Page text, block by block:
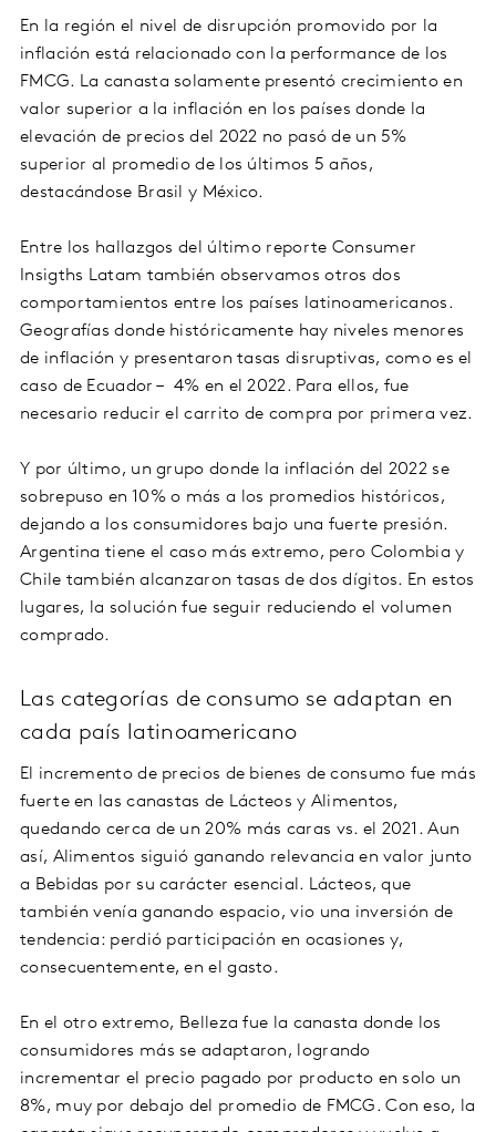
En la región el nivel de disrupción promovido por la
inflación está relacionado con la performance de los
FMCG. La canasta solamente presentó crecimiento en
valor superior a la inflación en los países donde la
elevación de precios del 2022 no pasó de un 5%
superior al promedio de los últimos 5 años,
destacándose Brasil y México.
Entre los hallazgos del último reporte Consumer
Insigths Latam también observamos otros dos
comportamientos entre los países latinoamericanos.
Geografías donde históricamente hay niveles menores
de inflación y presentaron tasas disruptivas, como es el
caso de Ecuador – 4% en el 2022. Para ellos, fue
necesario reducir el carrito de compra por primera vez.
Y por último, un grupo donde la inflación del 2022 se
sobrepuso en 10% o más a los promedios históricos,
dejando a los consumidores bajo una fuerte presión.
Argentina tiene el caso más extremo, pero Colombia y
Chile también alcanzaron tasas de dos dígitos. En estos
lugares, la solución fue seguir reduciendo el volumen
comprado.
Las categorías de consumo se adaptan en
cada país latinoamericano
El incremento de precios de bienes de consumo fue más
fuerte en las canastas de Lácteos y Alimentos,
quedando cerca de un 20% más caras vs. el 2021. Aun
así, Alimentos siguió ganando relevancia en valor junto
a Bebidas por su carácter esencial. Lácteos, que
también venía ganando espacio, vio una inversión de
tendencia: perdió participación en ocasiones y,
consecuentemente, en el gasto.
En el otro extremo, Belleza fue la canasta donde los
consumidores más se adaptaron, logrando
incrementar el precio pagado por producto en solo un
8%, muy por debajo del promedio de FMCG. Con eso, la